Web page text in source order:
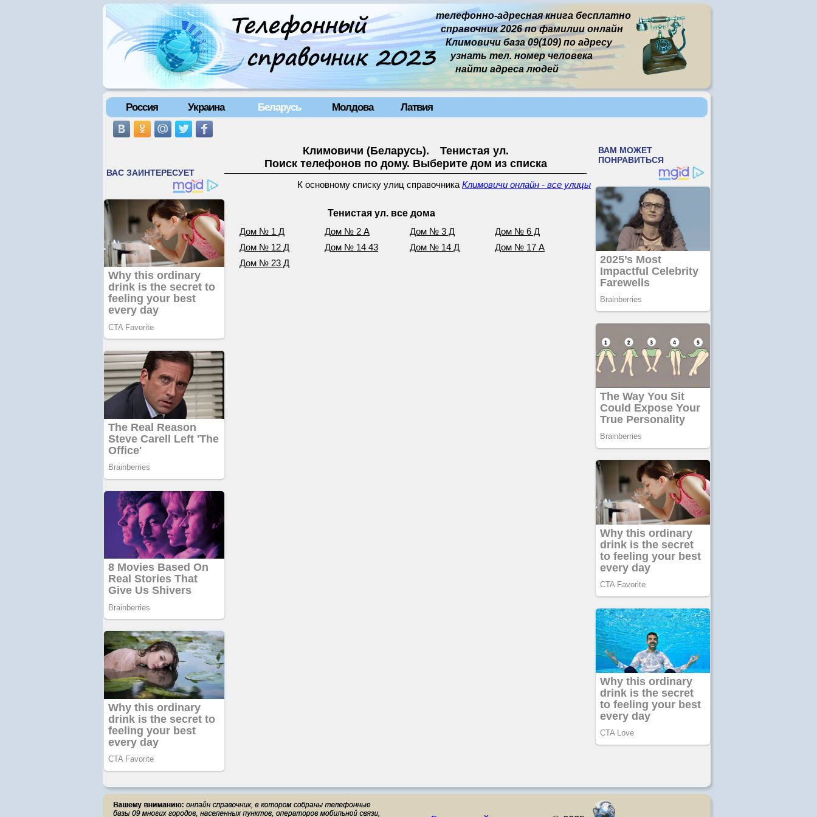
телефонно-адресная книга бесплатно
справочник 2026 по фамилии онлайн
Климовичи база 09(109) по адресу
узнать тел. номер человека
найти адреса людей
Россия Украина Беларусь Молдова Латвия
Климовичи (Беларусь). Тенистая ул.
Поиск телефонов по дому. Выберите дом из списка
К основному списку улиц справочника Климовичи онлайн - все улицы
Тенистая ул. все дома
Дом № 1 Д Дом № 2 А Дом № 3 Д
Дом № 6 Д
Дом № 12 Д
Дом № 14 43 Дом № 14 Д
Дом № 17 А
Дом № 23 Д